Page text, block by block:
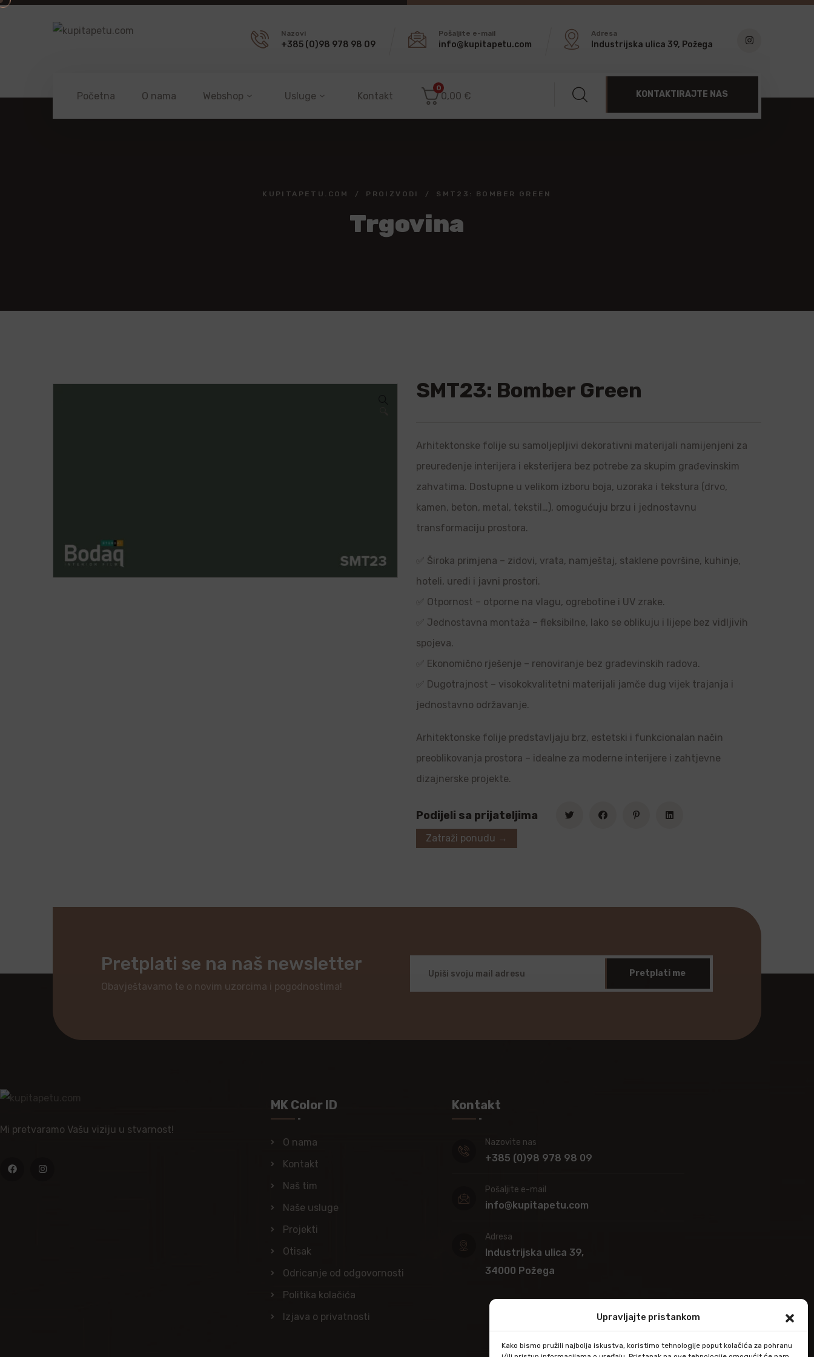
Upravljajte pristankom
Kako bismo pružili najbolja iskustva, koristimo tehnologije poput kolačića za pohranu
Nazovi
+385 (0)98 978 98 09
Pošaljite e-mail
info@kupitapetu.com
Adresa
Industrijska ulica 39, Požega
Početna O nama Webshop Usluge Kontakt
0
0,00 € KONTAKTIRAJTE NAS
KUPITAPETU.COM PROIZVODI SMT23: BOMBER GREEN
Trgovina
SMT23: Bomber Green
Arhitektonske folije su samoljepljivi dekorativni materijali namijenjeni za
preuređenje interijera i eksterijera bez potrebe za skupim građevinskim
zahvatima. Dostupne u velikom izboru boja, uzoraka i tekstura (drvo,
kamen, beton, metal, tekstil…), omogućuju brzu i jednostavnu
transformaciju prostora.
✅ Široka primjena – zidovi, vrata, namještaj, staklene površine, kuhinje,
hoteli, uredi i javni prostori.
✅ Otpornost – otporne na vlagu, ogrebotine i UV zrake.
✅ Jednostavna montaža – fleksibilne, lako se oblikuju i lijepe bez vidljivih
spojeva.
✅ Ekonomično rješenje – renoviranje bez građevinskih radova.
✅ Dugotrajnost – visokokvalitetni materijali jamče dug vijek trajanja i
jednostavno održavanje.
Arhitektonske folije predstavljaju brz, estetski i funkcionalan način
preoblikovanja prostora – idealne za moderne interijere i zahtjevne
dizajnerske projekte.
Podijeli sa prijateljima
Zatraži ponudu →
Pretplati se na naš newsletter
Obavještavamo te o novim uzorcima i pogodnostima!
Pretplati me
Mi pretvaramo Vašu viziju u stvarnost!
MK Color ID
O nama
Kontakt
Naš tim
Naše usluge
Projekti
Otisak
Odricanje od odgovornosti
Politika kolačića
Izjava o privatnosti
Kontakt
Nazovite nas
+385 (0)98 978 98 09
Pošaljite e-mail
info@kupitapetu.com
Adresa
Industrijska ulica 39,
34000 Požega